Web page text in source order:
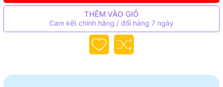
THÊM VÀO GIỎ
Cam kết chính hãng / đổi hàng 7 ngày